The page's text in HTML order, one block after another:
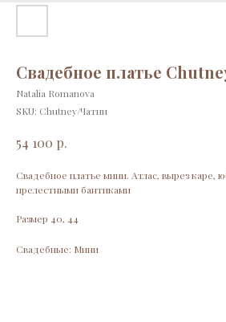
Свадебное платье
Natalia Romanova
SKU: Chutney/Чатни
54 100 р.
Свадебное платье мини. Атлас, вырез каре,
прелестными бантиками
Размер 40, 44
Свадебные: Мини